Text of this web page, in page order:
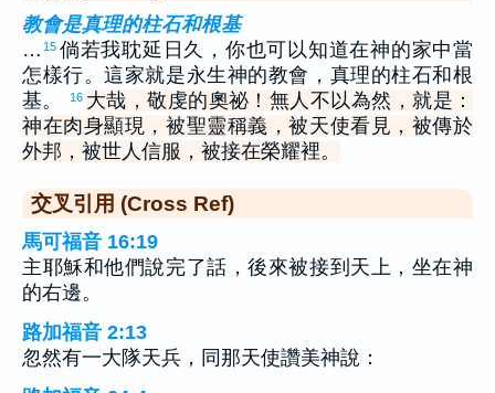
教會是真理的柱石和根基
… 15 倘若我耽延日久，你也可以知道在神的家中當
怎樣行。這家就是永生神的教會，真理的柱石和根
基。
16 大哉，敬虔的奧祕！無人不以為然，就是：
神在肉身顯現，被聖靈稱義，被天使看見，被傳於
外邦，被世人信服，被接在榮耀裡。
交叉引用 (Cross Ref)
馬可福音 16:19
主耶穌和他們說完了話，後來被接到天上，坐在神
的右邊。
路加福音 2:13
忽然有一大隊天兵，同那天使讚美神說：